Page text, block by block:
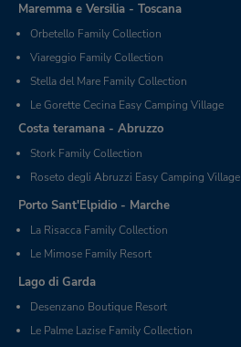
Maremma e Versilia - Toscana
Orbetello Family Collection
Viareggio Family Collection
Stella del Mare Family Collection
Le Gorette Cecina Easy Camping Village
Costa teramana - Abruzzo
Stork Family Collection
Roseto degli Abruzzi Easy Camping Village
Porto Sant'Elpidio - Marche
La Risacca Family Collection
Le Mimose Family Resort
Lago di Garda
Desenzano Boutique Resort
Le Palme Lazise Family Collection